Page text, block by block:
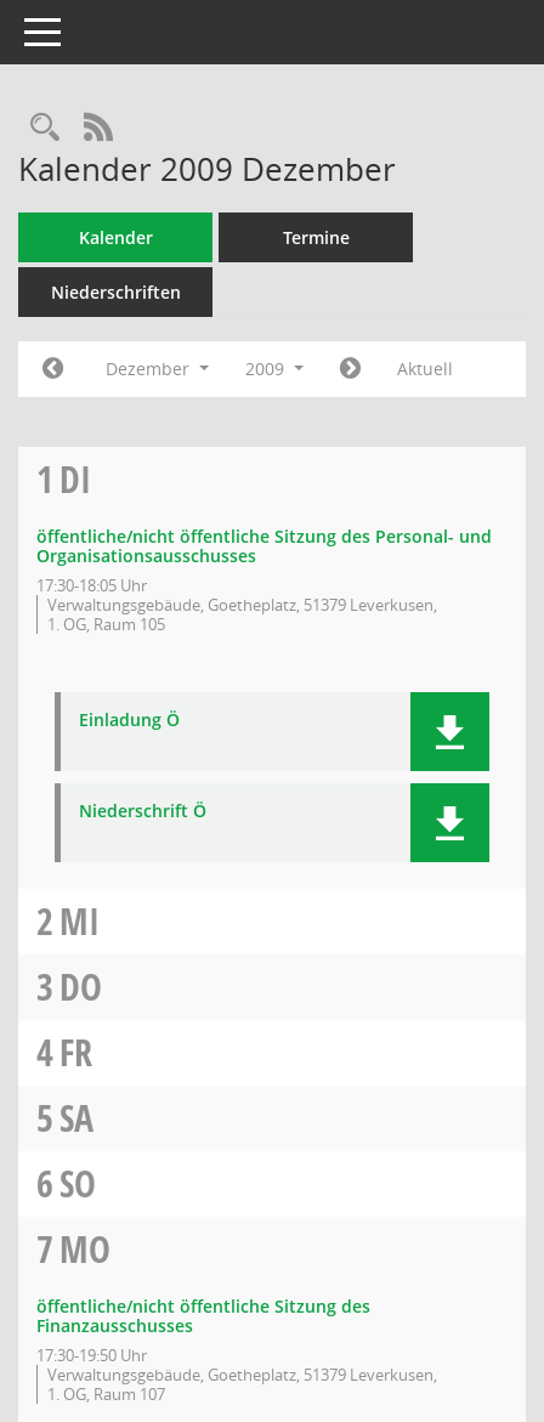
Toggle navigation
Rechercheauswahl
RSS-Feed
Kalender 2009 Dezember
Kalender Termine
Niederschriften
Dezember 2009 Aktuell
1 DI
öffentliche/nicht öffentliche Sitzung des Personal- und
Organisationsausschusses
17:30-18:05 Uhr
Verwaltungsgebäude, Goetheplatz, 51379 Leverkusen,
1. OG, Raum 105
Einladung Ö
Niederschrift Ö
2MI
3DO
4FR
5SA
6SO
7MO
öffentliche/nicht öffentliche Sitzung des
Finanzausschusses
17:30-19:50 Uhr
Verwaltungsgebäude, Goetheplatz, 51379 Leverkusen,
1. OG, Raum 107